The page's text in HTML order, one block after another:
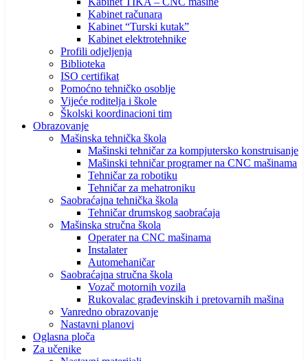
Kabinet računara
Kabinet “Turski kutak”
Kabinet elektrotehnike
Profili odjeljenja
Biblioteka
ISO certifikat
Pomoćno tehničko osoblje
Vijeće roditelja i škole
Školski koordinacioni tim
Obrazovanje
Mašinska tehnička škola
Mašinski tehničar za kompjutersko konstruisanje
Mašinski tehničar programer na CNC mašinama
Tehničar za robotiku
Tehničar za mehatroniku
Saobraćajna tehnička škola
Tehničar drumskog saobraćaja
Mašinska stručna škola
Operater na CNC mašinama
Instalater
Automehaničar
Saobraćajna stručna škola
Vozač motornih vozila
Rukovalac građevinskih i pretovarnih mašina
Vanredno obrazovanje
Nastavni planovi
Oglasna ploča
Za učenike